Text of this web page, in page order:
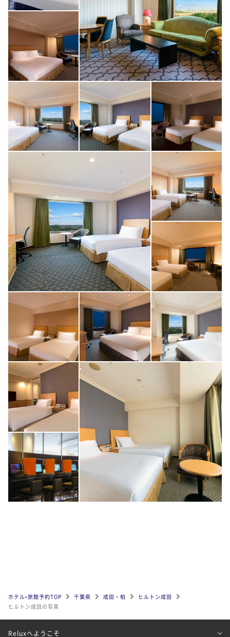
ホテル•旅館予約TOP 千葉県 成田・柏
ヒルトン成田
ヒルトン成田の写真
Reluxへようこそ